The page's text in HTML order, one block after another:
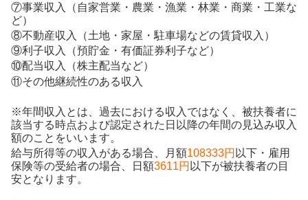
⑦事業収入（自家営業・農業・漁業・林業・商業・工業な
ど）
⑧不動産収入（土地・家屋・駐車場などの賃貸収入）
⑨利子収入（預貯金・有価証券利子など）
⑩配当収入（株主配当など）
⑪その他継続性のある収入
※年間収入とは、過去における収入ではなく、被扶養者に
該当する時点および認定された日以降の年間の見込み収入
額のことをいいます。
給与所得等の収入がある場合、月額108333円 以下・雇用
保険等の受給者の場合、日額3611円 以下が被扶養者の目
安となります。